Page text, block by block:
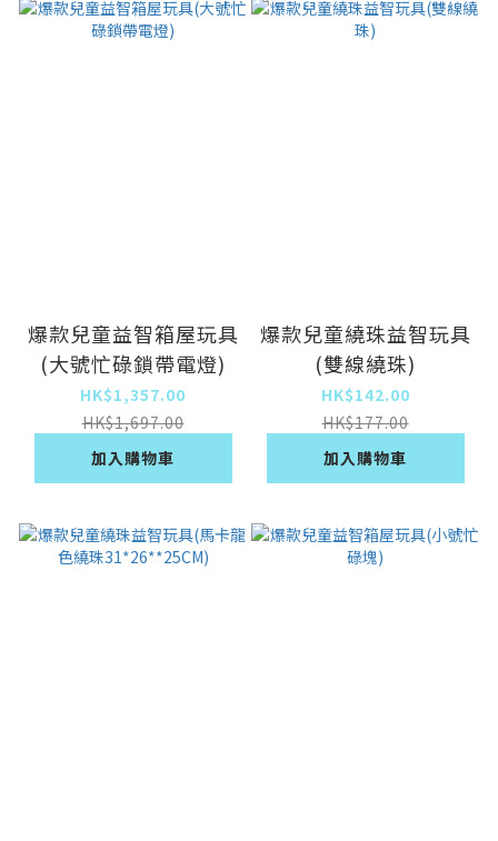
爆款兒童益智箱屋玩具
(大號忙碌鎖帶電燈)
HK$1,357.00
HK$1,697.00
加入購物車
爆款兒童繞珠益智玩具
(雙線繞珠)
HK$142.00
HK$177.00
加入購物車